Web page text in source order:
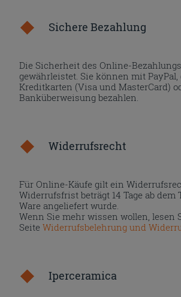
Sichere Bezahlung
Die Sicherheit des Online-
gewährleistet. Sie können mit
Kreditkarten (Visa und MasterCard)
Banküberweisung bezahlen.
Widerrufsrecht
Für Online-Käufe gilt ein
Widerrufsfrist beträgt 14 Tage ab dem
Ware angeliefert wurde.
Wenn Sie mehr wissen wollen, lesen
SeiteWiderrufsbelehrung und
Iperceramica